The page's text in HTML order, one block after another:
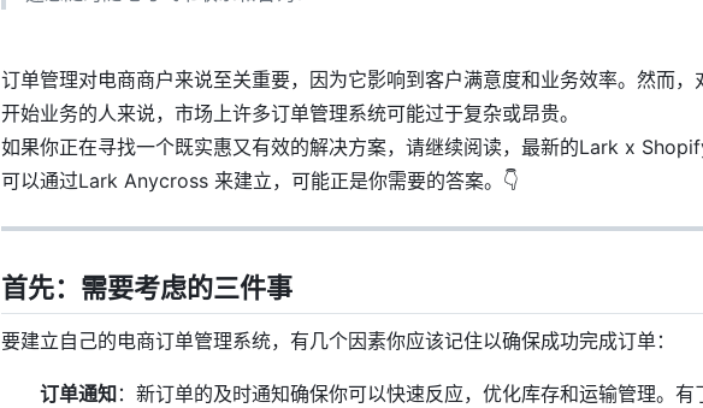
订单管理对电商商户来说至关重要，因为它影响到客户满意度和业务效率。然而，
开始业务的人来说，市场上许多订单管理系统可能过于复杂或昂贵。
如果你正在寻找一个既实惠又有效的解决方案，请继续阅读，最新的Lark x
可以通过Lark Anycross 来建立，可能正是你需要的答案。👇
首先：需要考虑的三件事
要建立自己的电商订单管理系统，有几个因素你应该记住以确保成功完成订单：
订单通知 ：新订单的及时通知确保你可以快速反应，优化库存和运输管理。有